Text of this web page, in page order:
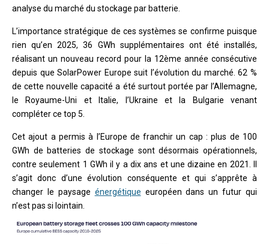
analyse du marché du stockage par batterie.
L’importance stratégique de ces systèmes se confirme puisque
rien qu’en 2025, 36 GWh supplémentaires ont été installés,
réalisant un nouveau record pour la 12ème année consécutive
depuis que SolarPower Europe suit l’évolution du marché. 62 %
de cette nouvelle capacité a été surtout portée par l’Allemagne,
le Royaume-Uni et Italie, l’Ukraine et la Bulgarie venant
compléter ce top 5.
Cet ajout a permis à l’Europe de franchir un cap : plus de 100
GWh de batteries de stockage sont désormais opérationnels,
contre seulement 1 GWh il y a dix ans et une dizaine en 2021. Il
s’agit donc d’une évolution conséquente et qui s’apprête à
changer le paysage énergétique européen dans un futur qui
n’est pas si lointain.